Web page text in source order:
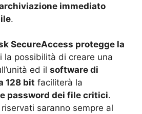
immediato
.
SecureAccess protegge la
la possibilità di creare una
ed il software di
128 bit faciliterà la
password dei file critici.
saranno sempre al